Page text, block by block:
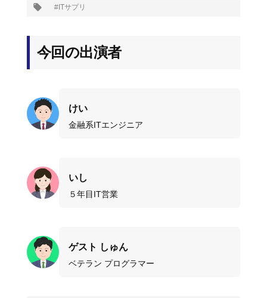
グ:
ITサプリ
今回の出演者
けい
金融系ITエンジニア
いし
５年目IT営業
ゲスト しゅん
ベテラン プログラマー